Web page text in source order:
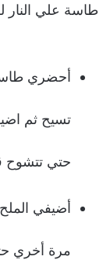
طاسة علي النار
أحضري
تسيح ثم
حتي تتشوح
أضيفي
مرة أخري